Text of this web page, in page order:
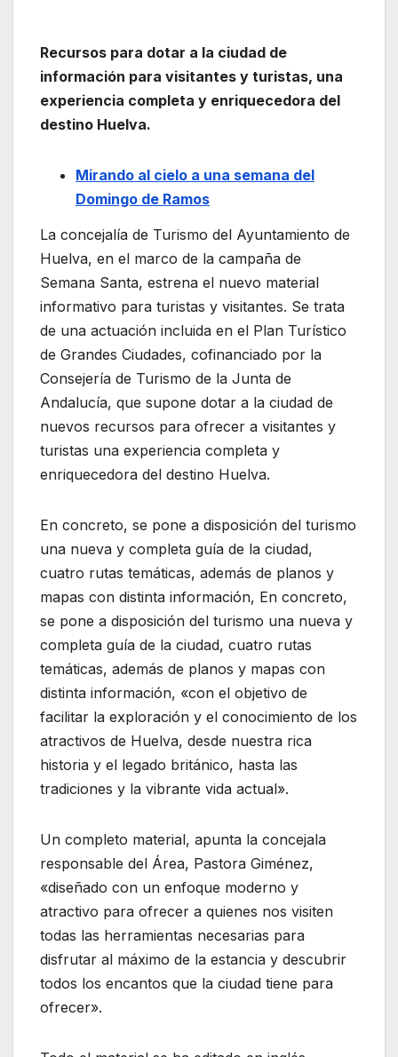
Recursos para dotar a la ciudad de
información para visitantes y turistas, una
experiencia completa y enriquecedora del
destino Huelva.
Mirando al cielo a una semana del
Domingo de Ramos
La concejalía de Turismo del Ayuntamiento de
Huelva, en el marco de la campaña de
Semana Santa, estrena el nuevo material
informativo para turistas y visitantes. Se trata
de una actuación incluida en el Plan Turístico
de Grandes Ciudades, cofinanciado por la
Consejería de Turismo de la Junta de
Andalucía, que supone dotar a la ciudad de
nuevos recursos para ofrecer a visitantes y
turistas una experiencia completa y
enriquecedora del destino Huelva.
En concreto, se pone a disposición del turismo
una nueva y completa guía de la ciudad,
cuatro rutas temáticas, además de planos y
mapas con distinta información, En concreto,
se pone a disposición del turismo una nueva y
completa guía de la ciudad, cuatro rutas
temáticas, además de planos y mapas con
distinta información, «con el objetivo de
facilitar la exploración y el conocimiento de los
atractivos de Huelva, desde nuestra rica
historia y el legado británico, hasta las
tradiciones y la vibrante vida actual».
Un completo material, apunta la concejala
responsable del Área, Pastora Giménez,
«diseñado con un enfoque moderno y
atractivo para ofrecer a quienes nos visiten
todas las herramientas necesarias para
disfrutar al máximo de la estancia y descubrir
todos los encantos que la ciudad tiene para
ofrecer».